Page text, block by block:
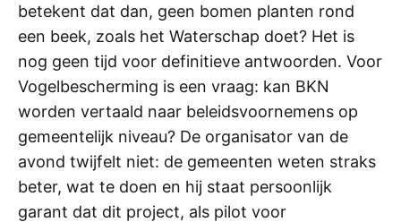
betekent dat dan, geen bomen planten rond
een beek, zoals het Waterschap doet? Het is
nog geen tijd voor definitieve antwoorden. Voor
Vogelbescherming is een vraag: kan BKN
worden vertaald naar beleidsvoornemens op
gemeentelijk niveau? De organisator van de
avond twijfelt niet: de gemeenten weten straks
beter, wat te doen en hij staat persoonlijk
garant dat dit project, als pilot voor